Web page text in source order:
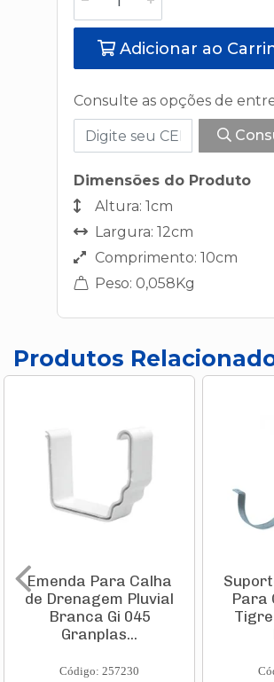
Adicionar ao
Consulte as opções de
Dimensões do Produto
Altura: 1cm
Largura: 12cm
Comprimento: 10cm
Peso: 0,058Kg
Produtos
Emenda Para Calha
de Drenagem Pluvial
Branca Gi 045
Granplas...
Código: 257230
Para